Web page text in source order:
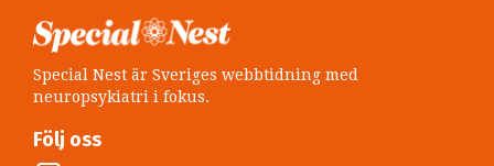
Special Nest är Sveriges webbtidning med
neuropsykiatri i fokus.
Följ oss